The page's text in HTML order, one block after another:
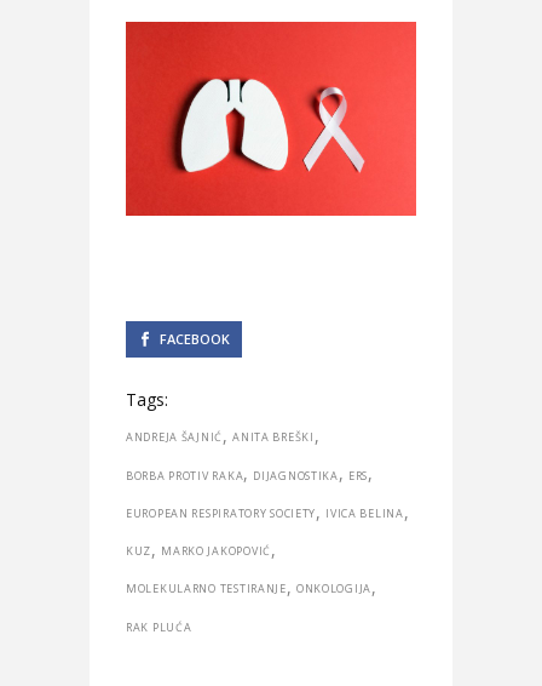
FACEBOOK
Tags:
ANDREJA ŠAJNIĆ ,ANITA BREŠKI ,
BORBA PROTIV RAKA, DIJAGNOSTIKA, ERS,
EUROPEAN RESPIRATORY SOCIETY, IVICA BELINA,
KUZ, MARKO JAKOPOVIĆ ,
MOLEKULARNO TESTIRANJE, ONKOLOGIJA,
RAK PLUĆA